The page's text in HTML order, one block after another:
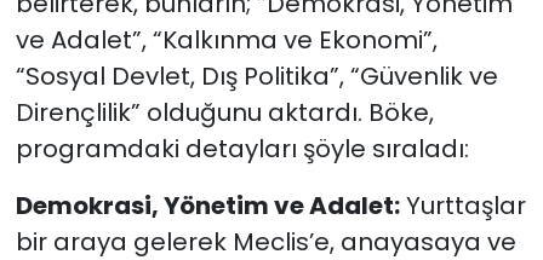
ve Adalet”, “Kalkınma ve Ekonomi”,
“Sosyal Devlet, Dış Politika”, “Güvenlik ve
Dirençlilik” olduğunu aktardı. Böke,
programdaki detayları şöyle sıraladı:
Demokrasi, Yönetim ve Adalet:Yurttaşlar
bir araya gelerek Meclis’e, anayasaya ve